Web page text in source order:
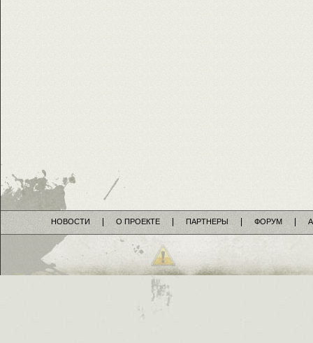
НОВОСТИ О ПРОЕКТЕ ПАРТНЕРЫ ФОРУМ